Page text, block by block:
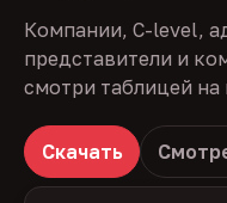
Компании, C-level,
представители и
смотри таблицей на
Скачать